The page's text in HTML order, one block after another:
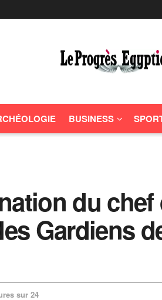
BUSINESS
du chef
Gardiens
sur 24